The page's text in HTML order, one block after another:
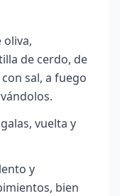
oliva,
de cerdo, de
sal, a fuego
vuelta y
y
bien